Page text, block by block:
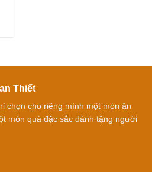
Thiết
chọn cho riêng mình một món ăn
món quà đặc sắc dành tặng người